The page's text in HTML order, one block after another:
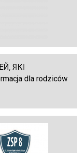
ЯКІ
dla rodziców